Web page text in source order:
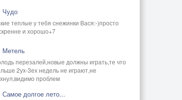
Чудо
теплые у тебя снежинки Вася:-)просто
и хорошо+7
Метель
перезалей,новые должны играть,те что
2ух-3ех недель не играют,не
проблем
Самое долгое лето...